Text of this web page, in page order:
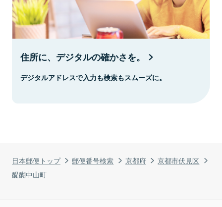
日本郵便トップ 郵便番号検索 京都府
京都市伏見区
醍醐中山町
住所に、デジタルの確かさを。
デジタルアドレスで入力も検索もスムーズに。